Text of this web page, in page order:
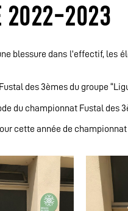
2022-2023
blessure dans l’effectif, les
des 3èmes du groupe
du championnat Fustal des
cette année de championnat